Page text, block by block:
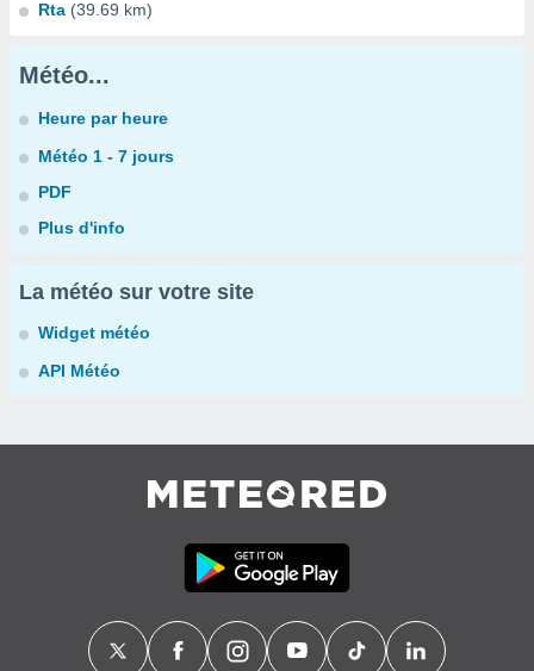
Rta (39.69 km)
Météo...
Heure par heure
Météo 1 - 7 jours
PDF
Plus d'info
La météo sur votre site
Widget météo
API Météo